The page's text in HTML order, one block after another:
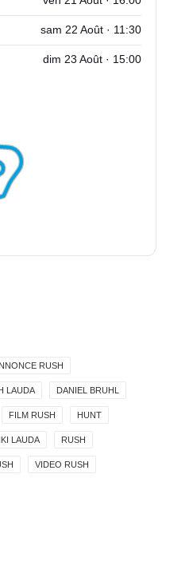
sam 22 Août · 11:30
dim 23 Août · 15:00
RUSH
LAUDA DANIEL BRUHL
FILM RUSH HUNT
LAUDA RUSH
VIDEO RUSH